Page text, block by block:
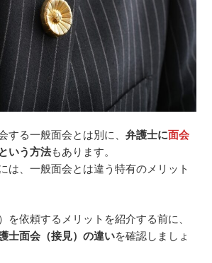
する一般面会とは別に、弁護士に面会
いう方法もあります。
は、一般面会とは違う特有のメリット
を依頼するメリットを紹介する前に、
士面会（接見）の違いを確認しましょ